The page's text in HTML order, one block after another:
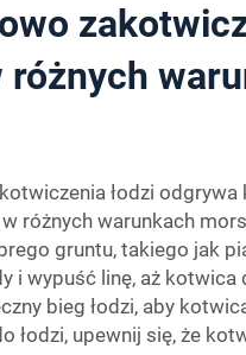
różnych
łodzi
różnych warunkach
gruntu, takiego jak
i wypuść linę, aż kotwica
bieg łodzi, aby
łodzi, upewnij się, że